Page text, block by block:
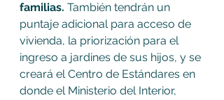
familias. También tendrán un
puntaje adicional para acceso de
vivienda, la priorización para el
ingreso a jardines de sus hijos, y se
creará el Centro de Estándares en
donde el Ministerio del Interior,